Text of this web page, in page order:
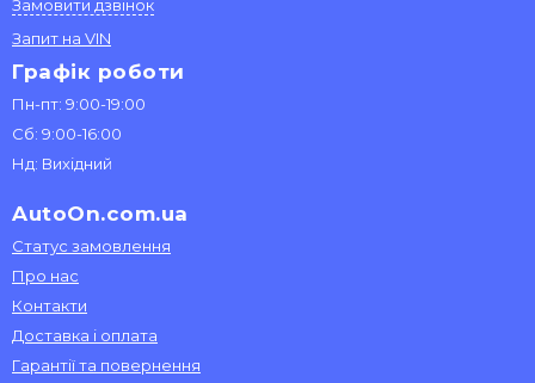
Замовити дзвінок
Запит на VIN
Графік роботи
Пн-пт: 9:00-19:00
Сб: 9:00-16:00
Нд: Вихідний
AutoOn.com.ua
Статус замовлення
Про нас
Контакти
Доставка і оплата
Гарантії та повернення